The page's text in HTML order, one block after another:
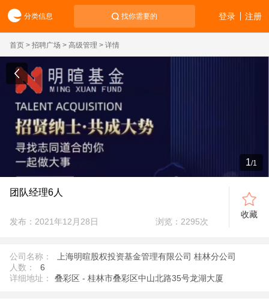
分类信息 找你需要的 注册
登录
首页 > 招聘广场 > 高级管理 > 详情
1/1
团队经理6人
发布：2021年12月28日 浏览： 2295次
收藏
公司名称：
上海明暄股权投资基金管理有限公司 桂林分公司
人数：
6
详细地址：
叠彩区 - 桂林市叠彩区中山北路35号龙湖大厦